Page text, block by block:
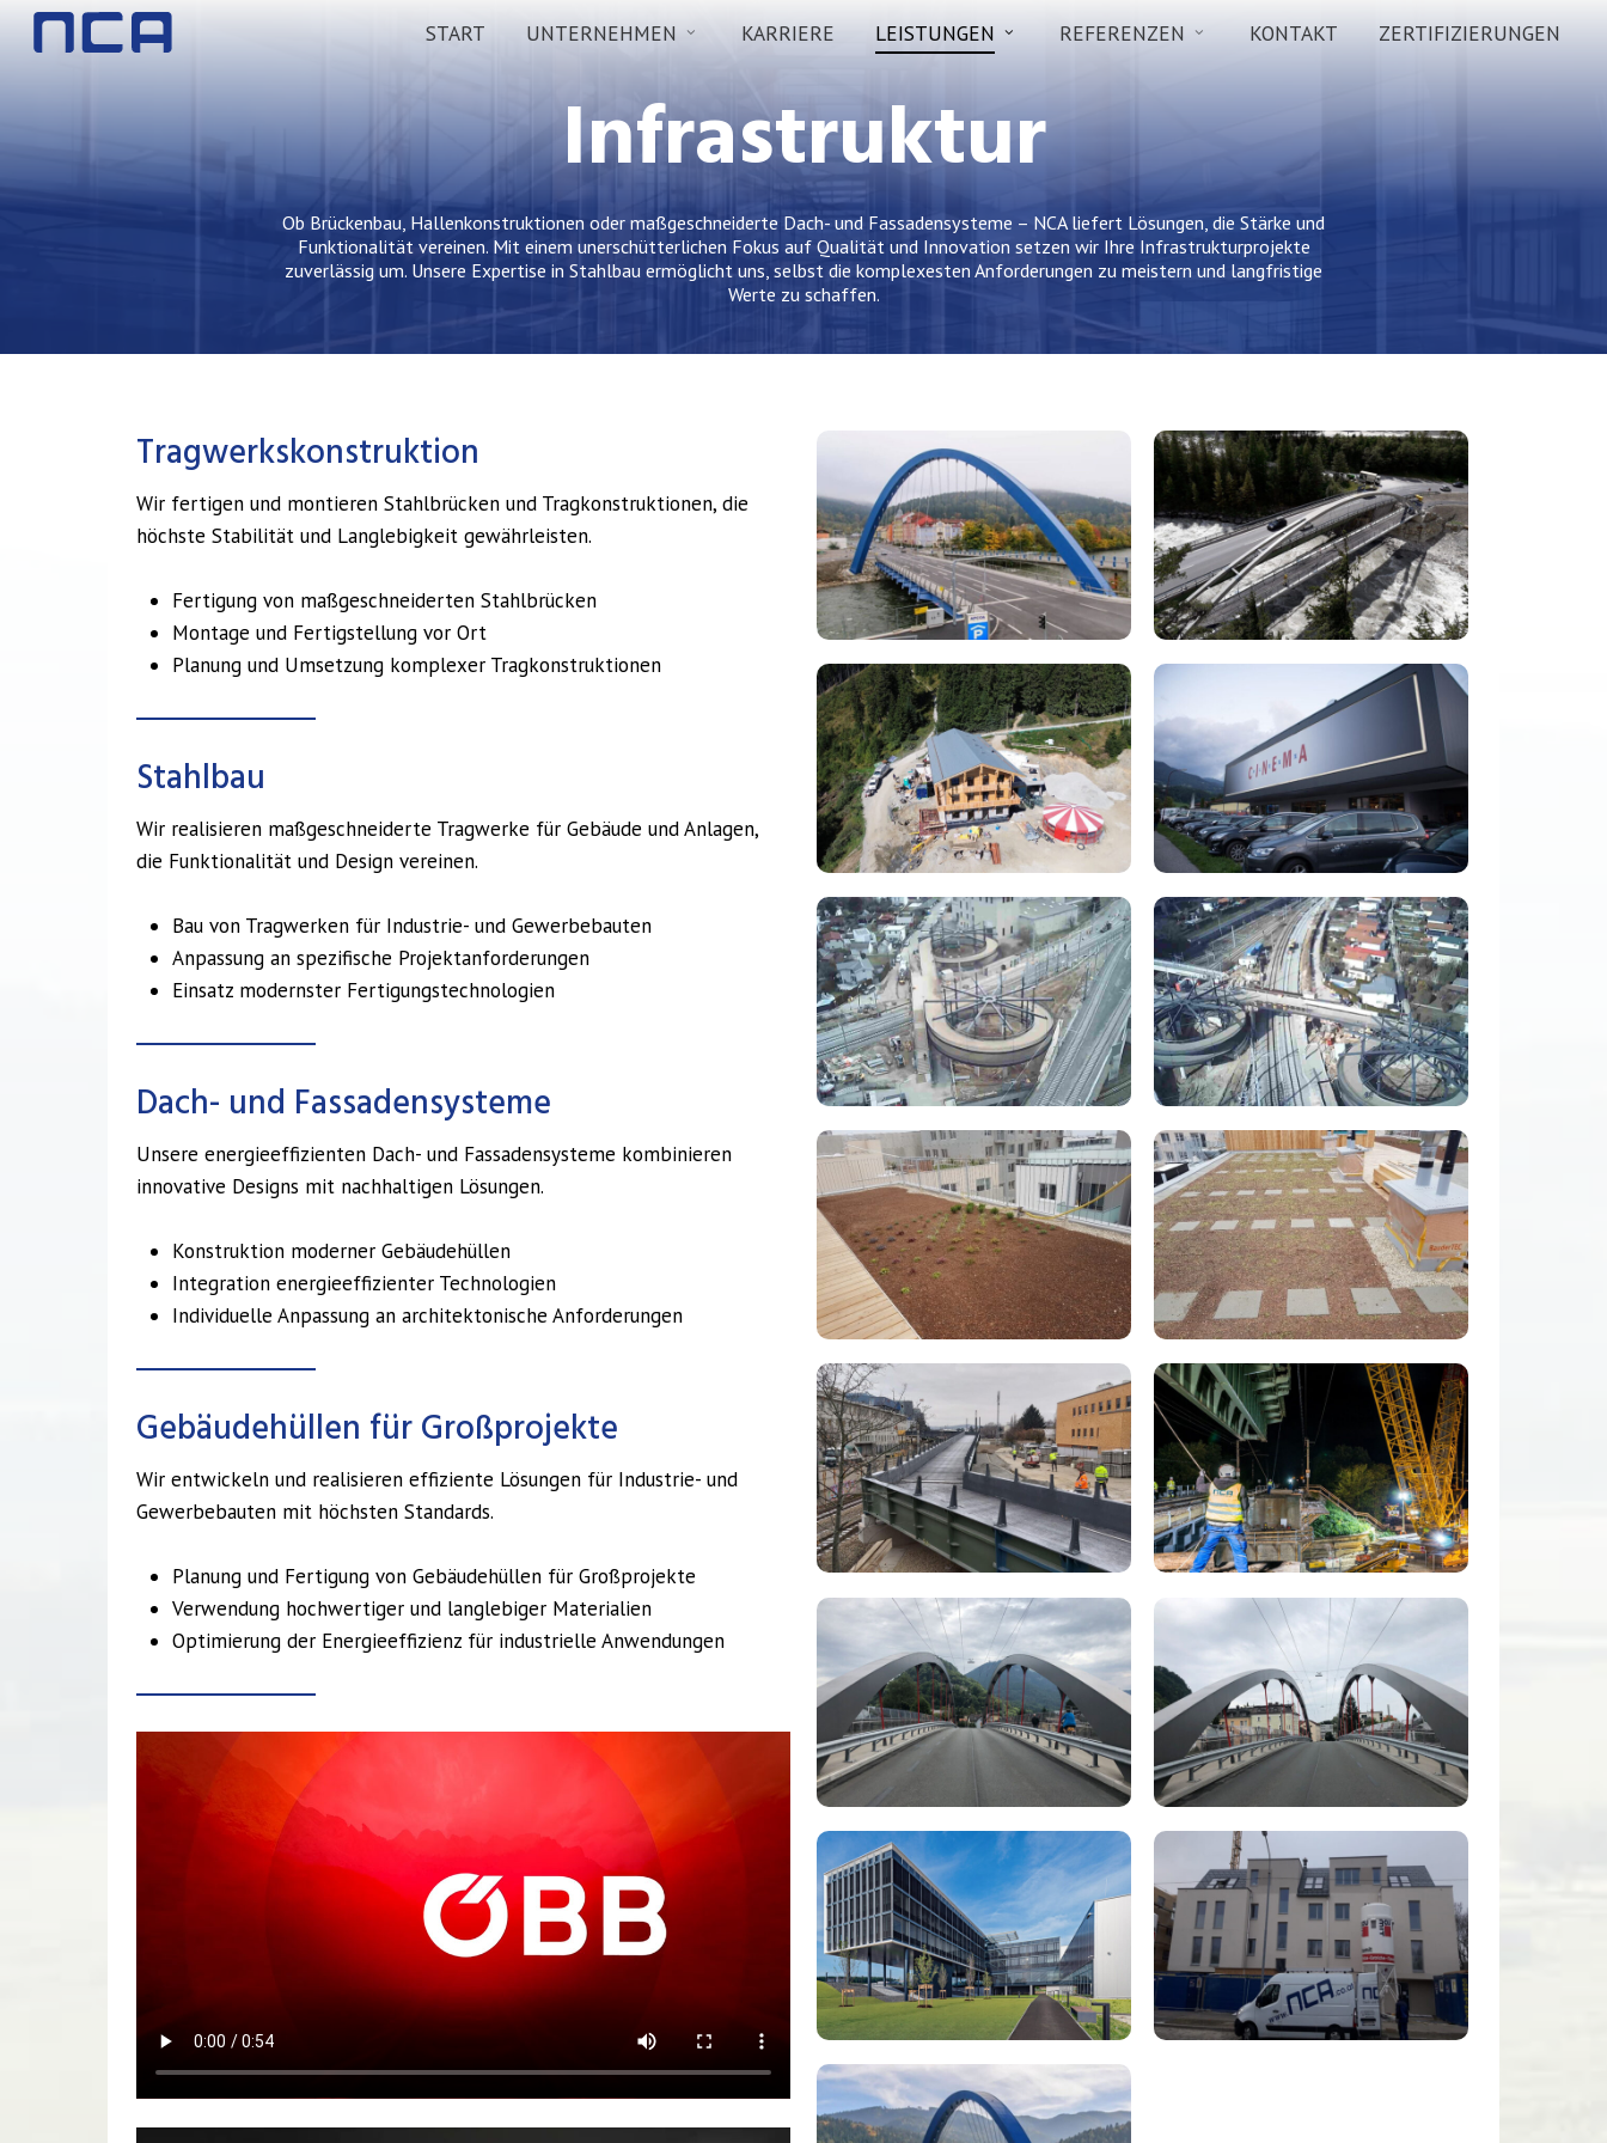
Skip
START UNTERNEHMEN KARRIERE LEISTUNGEN REFERENZEN KONTAKT ZERTIFIZIERUNGEN
Infrastruktur
Ob Brückenbau, Hallenkonstruktionen oder maßgeschneiderte Dach- und Fassadensysteme – NCA liefert Lösungen, die Stärke und
Funktionalität vereinen. Mit einem unerschütterlichen Fokus auf Qualität und Innovation setzen wir Ihre Infrastrukturprojekte
zuverlässig um. Unsere Expertise in Stahlbau ermöglicht uns, selbst die komplexesten Anforderungen zu meistern und langfristige
Werte zu schaffen.
Tragwerkskonstruktion
Wir fertigen und montieren Stahlbrücken und Tragkonstruktionen, die
höchste Stabilität und Langlebigkeit gewährleisten.
Fertigung von maßgeschneiderten Stahlbrücken
Montage und Fertigstellung vor Ort
Planung und Umsetzung komplexer Tragkonstruktionen
Stahlbau
Wir realisieren maßgeschneiderte Tragwerke für Gebäude und Anlagen,
die Funktionalität und Design vereinen.
Bau von Tragwerken für Industrie- und Gewerbebauten
Anpassung an spezifische Projektanforderungen
Einsatz modernster Fertigungstechnologien
Dach- und Fassadensysteme
Unsere energieeffizienten Dach- und Fassadensysteme kombinieren
innovative Designs mit nachhaltigen Lösungen.
Konstruktion moderner Gebäudehüllen
Integration energieeffizienter Technologien
Individuelle Anpassung an architektonische Anforderungen
Gebäudehüllen für Großprojekte
Wir entwickeln und realisieren effiziente Lösungen für Industrie- und
Gewerbebauten mit höchsten Standards.
Planung und Fertigung von Gebäudehüllen für Großprojekte
Verwendung hochwertiger und langlebiger Materialien
Optimierung der Energieeffizienz für industrielle Anwendungen
NCA
Infrastruktur
Leistungen
(2)
NCA
Infrastruktur
Leistungen
(3)
NCA
Infrastruktur
Leistungen
(4)
NCA
Leistungen
(5)
NCA
Infrastruktur
Leistungen
(6)
NCA
Infrastruktur
Leistungen
(7)
NCA
Infrastruktur
Leistungen
(8)
NCA
Infrastruktur
Leistungen
(9)
NCA
Infrastruktur
Leistungen
(10)
NCA
Infrastruktur
Leistungen
(11)
NCA
Infrastruktur
Leistungen
(12)
NCA
Infrastruktur
Leistungen
(13)
NCA
Infrastruktur
Leistungen
(14)
NCA
Infrastruktur
Leistungen
(15)
NCA
Infrastruktur